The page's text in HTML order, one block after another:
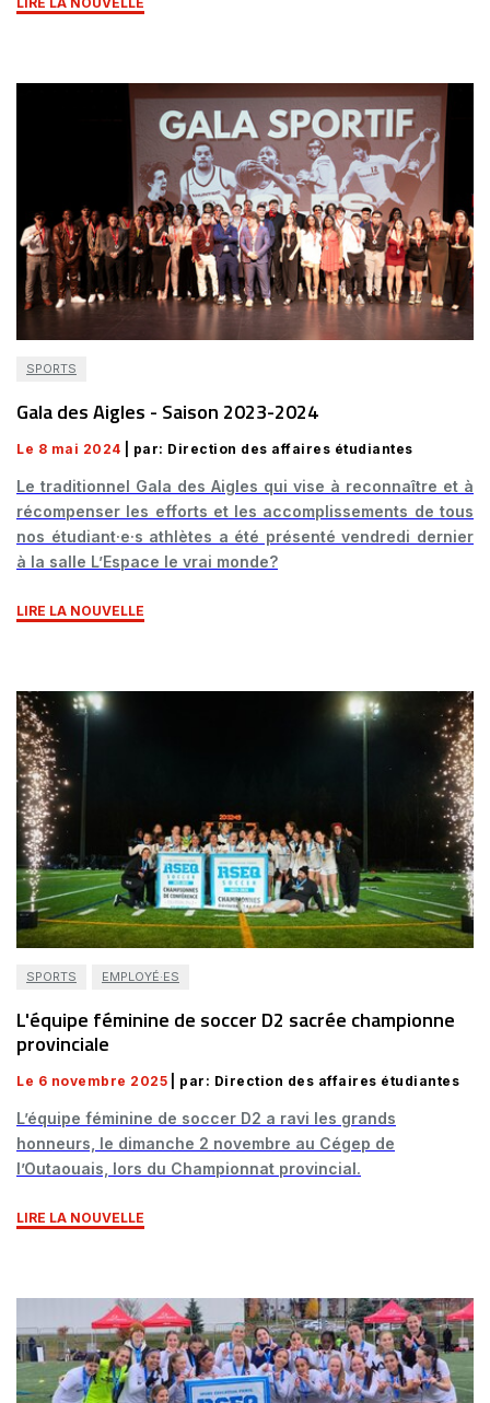
SPORTS
Gala des Aigles - Saison 2023-2024
Le 8 mai 2024 | par: Direction des affaires étudiantes
Le traditionnel Gala des Aigles qui vise à reconnaître et à
récompenser les efforts et les accomplissements de tous
nos étudiant·e·s athlètes a été présenté vendredi dernier
à la salle L’Espace le vrai monde?
LIRE LA NOUVELLE
SPORTS EMPLOYÉ·ES
L'équipe féminine de soccer D2 sacrée championne
provinciale
Le 6 novembre 2025 | par: Direction des affaires étudiantes
L’équipe féminine de soccer D2 a ravi les grands
honneurs, le dimanche 2 novembre au Cégep de
l’Outaouais, lors du Championnat provincial.
LIRE LA NOUVELLE